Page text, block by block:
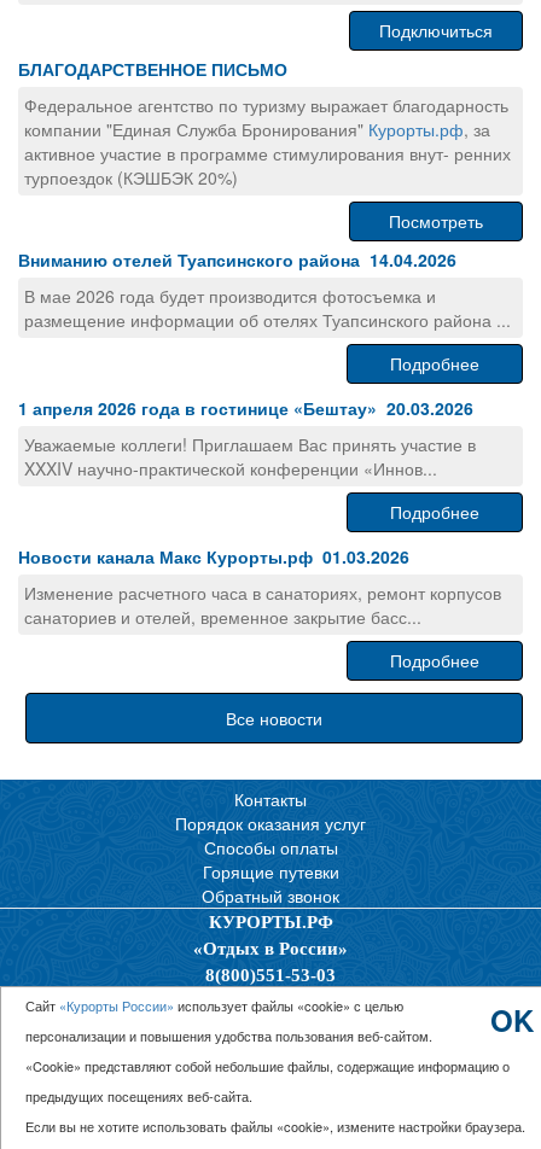
Подключиться
БЛАГОДАРСТВЕННОЕ ПИСЬМО
Федеральное агентство по туризму выражает благодарность
компании "Единая Служба Бронирования" Курорты.рф, за
активное участие в программе стимулирования внут- ренних
турпоездок (КЭШБЭК 20%)
Посмотреть
Вниманию отелей Туапсинского района 14.04.2026
В мае 2026 года будет производится фотосъемка и
размещение информации об отелях Туапсинского района ...
Подробнее
1 апреля 2026 года в гостинице «Бештау» 20.03.2026
Уважаемые коллеги! Приглашаем Вас принять участие в
XXXIV научно-практической конференции «Иннов...
Подробнее
Новости канала Макс Курорты.рф 01.03.2026
Изменение расчетного часа в санаториях, ремонт корпусов
санаториев и отелей, временное закрытие басс...
Подробнее
Все новости
Контакты
Порядок оказания услуг
Способы оплаты
Горящие путевки
Обратный звонок
КУРОРТЫ.РФ
«Отдых в России»
8(800)551-53-03
Политика конфиденциальности
© 2026 ООО “Единая Служба Бронирования”
OK
Сайт «Курорты России» использует файлы «cookie» с целью
персонализации и повышения удобства пользования веб-сайтом.
«Cookie» представляют собой небольшие файлы, содержащие информацию о
предыдущих посещениях веб-сайта.
Если вы не хотите использовать файлы «cookie», измените настройки браузера.